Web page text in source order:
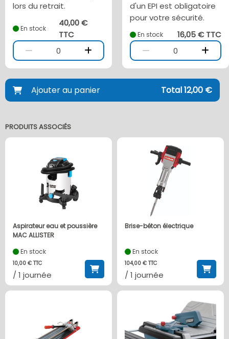
lors du retrait.
En stock
40,00 €
TTC
0
d'un EPI est obligatoire
pour votre sécurité.
En stock
16,05 € TTC
0
Ajouter au panier Total 12,00 €
PRODUITS ASSOCIÉS
Aspirateur eau et poussière
MAC ALLISTER
En stock
10,00 € TTC
/ 1 journée
Brise-béton électrique
En stock
104,00 € TTC
/ 1 journée